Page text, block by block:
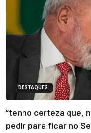
DESTAQUES
“tenho certeza que,
pedir para ficar no